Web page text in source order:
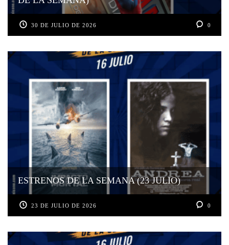
30 DE JULIO DE 2026 0
ESTRENOS DE LA SEMANA (23 JULIO)
23 DE JULIO DE 2026 0